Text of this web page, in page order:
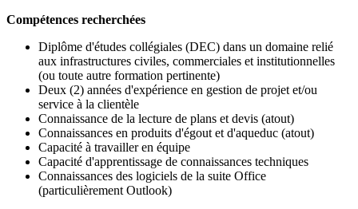
Compétences recherchées
Diplôme d'études collégiales (DEC) dans un domaine relié
aux infrastructures civiles, commerciales et institutionnelles
(ou toute autre formation pertinente)
Deux (2) années d'expérience en gestion de projet et/ou
service à la clientèle
Connaissance de la lecture de plans et devis (atout)
Connaissances en produits d'égout et d'aqueduc (atout)
Capacité à travailler en équipe
Capacité d'apprentissage de connaissances techniques
Connaissances des logiciels de la suite Office
(particulièrement Outlook)